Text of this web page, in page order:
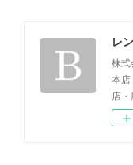
レ
株式
本店
店